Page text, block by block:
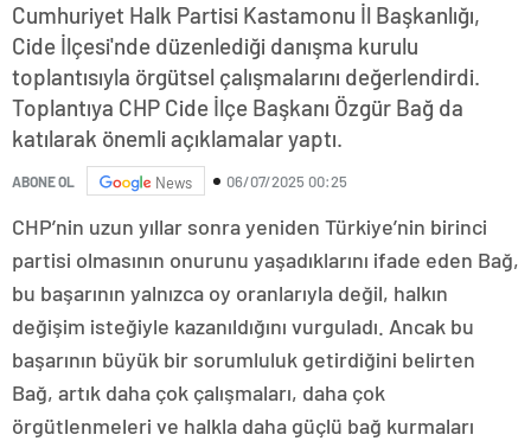
Cumhuriyet Halk Partisi Kastamonu İl Başkanlığı,
Cide İlçesi'nde düzenlediği danışma kurulu
toplantısıyla örgütsel çalışmalarını değerlendirdi.
Toplantıya CHP Cide İlçe Başkanı Özgür Bağ da
katılarak önemli açıklamalar yaptı.
ABONE OL News 06/07/2025 00:25
CHP’nin uzun yıllar sonra yeniden Türkiye’nin birinci
partisi olmasının onurunu yaşadıklarını ifade eden Bağ,
bu başarının yalnızca oy oranlarıyla değil, halkın
değişim isteğiyle kazanıldığını vurguladı. Ancak bu
başarının büyük bir sorumluluk getirdiğini belirten
Bağ, artık daha çok çalışmaları, daha çok
örgütlenmeleri ve halkla daha güçlü bağ kurmaları